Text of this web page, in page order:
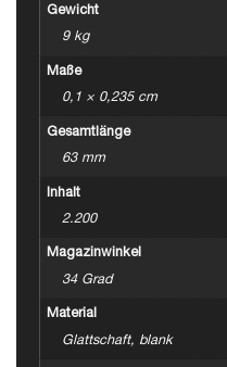
Gewicht
9 kg
Maße
0,1 × 0,235 cm
Gesamtlänge
63 mm
Inhalt
2.200
Magazinwinkel
34 Grad
Material
Glattschaft, blank